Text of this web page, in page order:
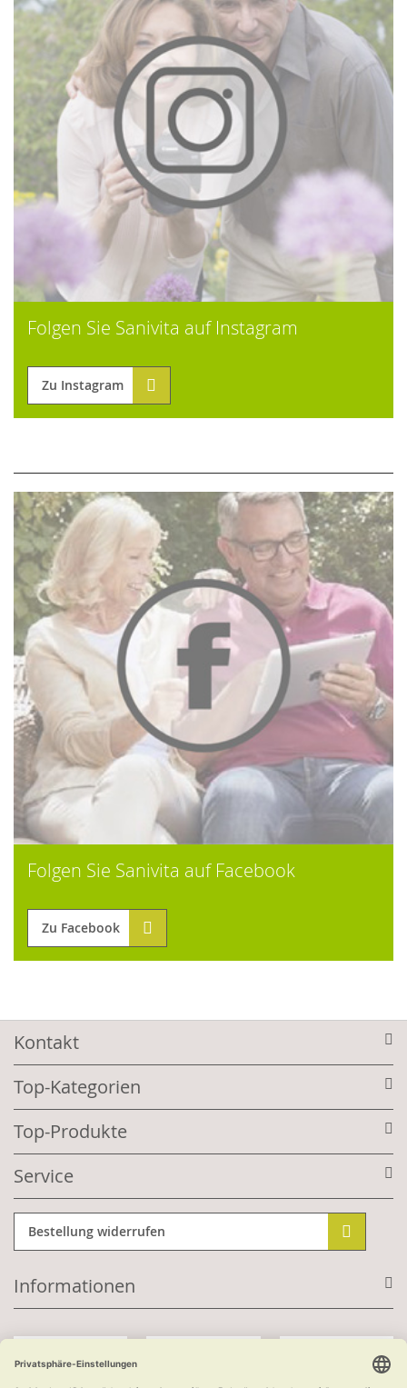
Folgen Sie Sanivita auf Instagram
Zu Instagram
Folgen Sie Sanivita auf Facebook
Zu Facebook
Kontakt
Top-Kategorien
Top-Produkte
Service
Bestellung widerrufen
Informationen